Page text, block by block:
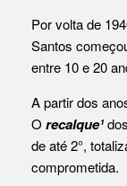
Por volta de
Santos
entre 10 e 20
A partir dos
O recalque¹
de até 2°,
comprometida.